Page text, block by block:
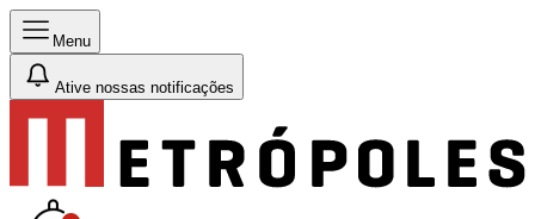
Menu
Ative nossas notificações